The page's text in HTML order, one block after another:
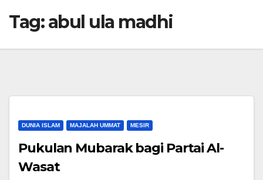
Tag:abul ula madhi
DUNIA ISLAM MAJALAH UMMAT MESIR
Pukulan Mubarak bagi Partai Al-
Wasat